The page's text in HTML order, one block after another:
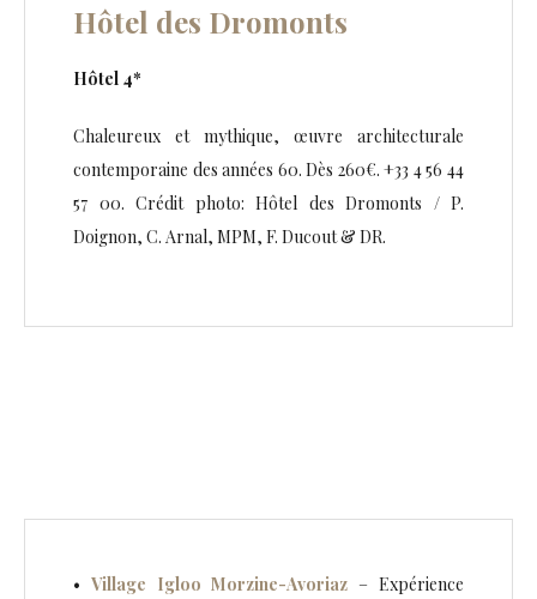
Hôtel des Dromonts
Hôtel 4*
Chaleureux et mythique, œuvre architecturale
contemporaine des années 60. Dès 260€. +33 4 56 44
57 00. Crédit photo: Hôtel des Dromonts / P.
Doignon, C. Arnal, MPM, F. Ducout & DR.
• Village Igloo Morzine-Avoriaz – Expérience